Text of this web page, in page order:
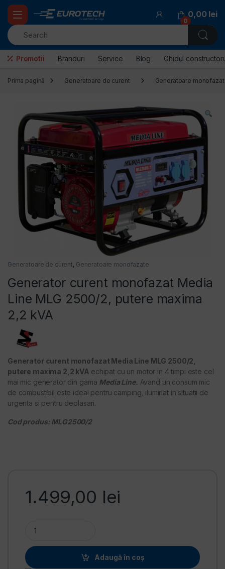
Skip to navigation
Skip to content
0
0,00 lei
Promotii Branduri Service Blog Ghidul
Prima pagină Generatoare de curent Generatoare
Generatoare de curent, Generatoare monofazate
Generator curent monofazat Media
Line MLG 2500/2, putere maxima
2,2 kVA
Generator curent monofazat Media Line MLG 2500/2,
putere maxima 2,2 kVA echipat cu un motor in 4 timpi este cel
mai mic generator din gama Media Line. Avand un consum mic
de combustibil este ideal pentru camping, iluminat in situatii de
urgenta si pentru deplasari.
Cod produs: MLG2500/2
1.499,00 lei
Adaugă în coș